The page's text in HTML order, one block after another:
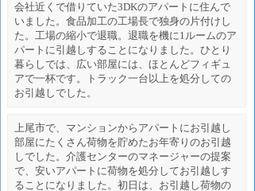
会社近くで借りていた3DKのアパートに住んで
いました。食品加工の工場長で独身の片付けし
た。工場の縮小で退職。退職を機に1ルームのア
パートに引越しすることになりました。ひとり
暮らしでは、広い部屋には、ほとんどフィギュ
アで一杯です。トラック一台以上を処分しての
お引越しでした。
上尾市で、マンションからアパートにお引越し
部屋にたくさん荷物を貯めたお年寄りのお引越
しでした。介護センターのマネージャーの提案
で、安いアパートに荷物を処分してお引越しす
ることになりました。初日は、お引越し荷物の